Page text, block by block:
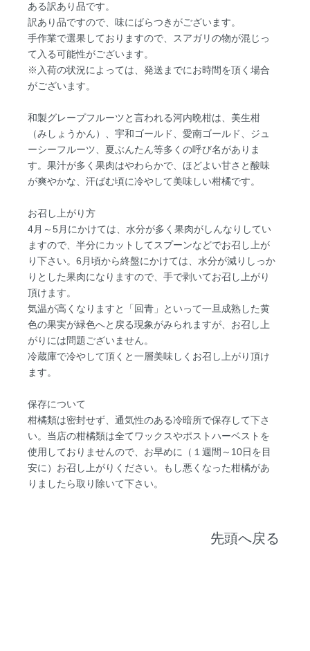
ある訳あり品です。
訳あり品ですので、味にばらつきがございます。
手作業で選果しておりますので、スアガリの物が混じっ
て入る可能性がございます。
※入荷の状況によっては、発送までにお時間を頂く場合
がございます。
和製グレープフルーツと言われる河内晩柑は、美生柑
（みしょうかん）、宇和ゴールド、愛南ゴールド、ジュ
ーシーフルーツ、夏ぶんたん等多くの呼び名がありま
す。果汁が多く果肉はやわらかで、ほどよい甘さと酸味
が爽やかな、汗ばむ頃に冷やして美味しい柑橘です。
お召し上がり方
4月～5月にかけては、水分が多く果肉がしんなりしてい
ますので、半分にカットしてスプーンなどでお召し上が
り下さい。6月頃から終盤にかけては、水分が減りしっか
りとした果肉になりますので、手で剥いてお召し上がり
頂けます。
気温が高くなりますと「回青」といって一旦成熟した黄
色の果実が緑色へと戻る現象がみられますが、お召し上
がりには問題ございません。
冷蔵庫で冷やして頂くと一層美味しくお召し上がり頂け
ます。
保存について
柑橘類は密封せず、通気性のある冷暗所で保存して下さ
い。当店の柑橘類は全てワックスやポストハーベストを
使用しておりませんので、お早めに（１週間～10日を目
安に）お召し上がりください。もし悪くなった柑橘があ
りましたら取り除いて下さい。
先頭へ戻る